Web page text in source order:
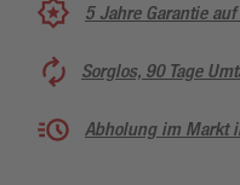
5 Jahre Garantie
Sorglos, 90 Tage
Abholung im Markt